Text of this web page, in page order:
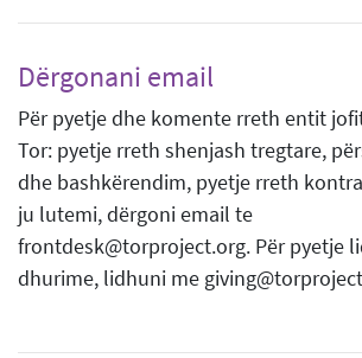
Dërgonani email
Për pyetje dhe komente rreth entit
Tor: pyetje rreth shenjash tregtare,
dhe bashkërendim, pyetje rreth
ju lutemi, dërgoni email te
frontdesk@torproject.org. Për pyetje
dhurime, lidhuni me